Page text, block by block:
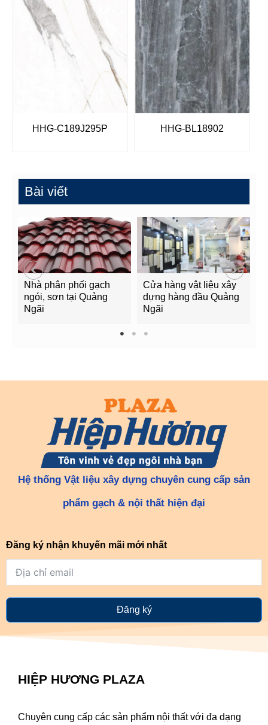
HHG-C189J295P HHG-BL18902
Bài viết
Nhà phân phối gạch
ngói, sơn tại Quảng
Ngãi
Cửa hàng vật liệu xây
dựng hàng đầu Quảng
Ngãi
1 2 3
Hệ thống Vật liệu xây dựng chuyên cung cấp sản
phẩm gạch & nội thất hiện đại
Đăng ký nhận khuyến mãi mới nhất
Đăng ký
HIỆP HƯƠNG PLAZA
Chuyên cung cấp các sản phẩm nội thất với đa dạng